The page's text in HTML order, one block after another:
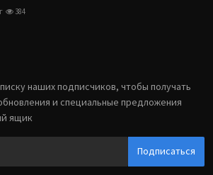
384
наших подписчиков, чтобы получать
и специальные предложения
ящик
Подписаться